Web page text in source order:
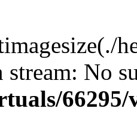
stream: No